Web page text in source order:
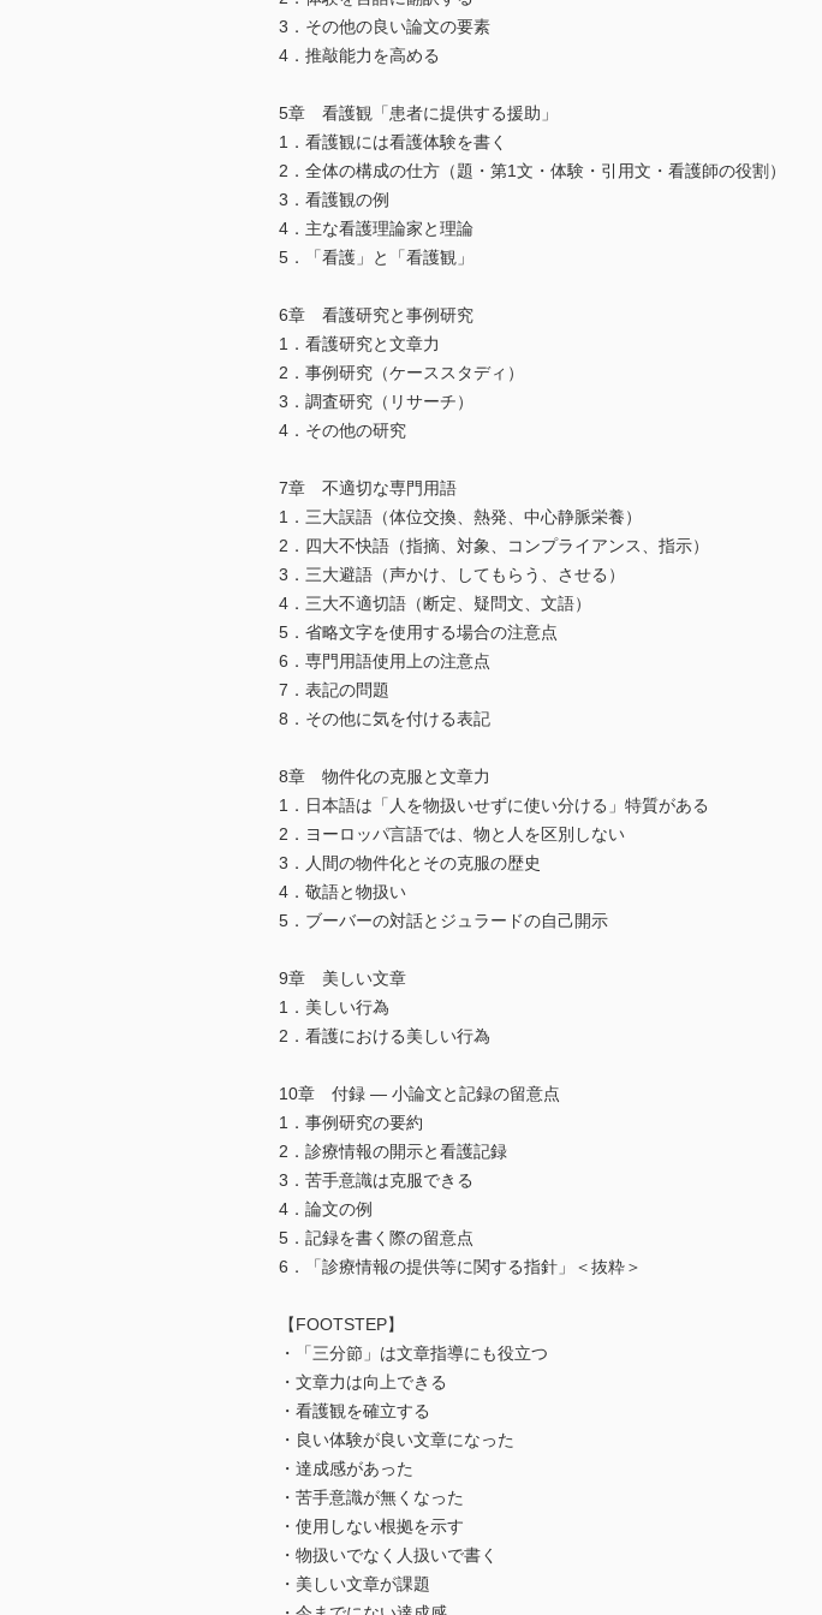
3．その他の良い論文の要素
4．推敲能力を高める
5章 看護観「患者に提供する援助」
1．看護観には看護体験を書く
2．全体の構成の仕方（題・第1文・体験・引用文・看護師の役割）
3．看護観の例
4．主な看護理論家と理論
5．「看護」と「看護観」
6章 看護研究と事例研究
1．看護研究と文章力
2．事例研究（ケーススタディ）
3．調査研究（リサーチ）
4．その他の研究
7章 不適切な専門用語
1．三大誤語（体位交換、熱発、中心静脈栄養）
2．四大不快語（指摘、対象、コンプライアンス、指示）
3．三大避語（声かけ、してもらう、させる）
4．三大不適切語（断定、疑問文、文語）
5．省略文字を使用する場合の注意点
6．専門用語使用上の注意点
7．表記の問題
8．その他に気を付ける表記
8章 物件化の克服と文章力
1．日本語は「人を物扱いせずに使い分ける」特質がある
2．ヨーロッパ言語では、物と人を区別しない
3．人間の物件化とその克服の歴史
4．敬語と物扱い
5．ブーバーの対話とジュラードの自己開示
9章 美しい文章
1．美しい行為
2．看護における美しい行為
10章 付録 ― 小論文と記録の留意点
1．事例研究の要約
2．診療情報の開示と看護記録
3．苦手意識は克服できる
4．論文の例
5．記録を書く際の留意点
6．「診療情報の提供等に関する指針」＜抜粋＞
【FOOTSTEP】
・「三分節」は文章指導にも役立つ
・文章力は向上できる
・看護観を確立する
・良い体験が良い文章になった
・達成感があった
・苦手意識が無くなった
・使用しない根拠を示す
・物扱いでなく人扱いで書く
・美しい文章が課題